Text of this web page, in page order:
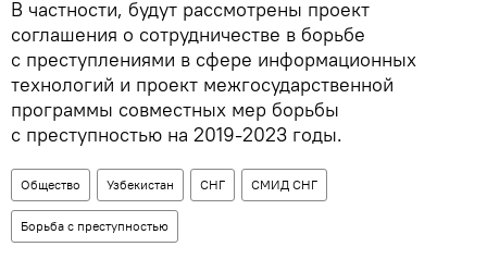
В частности, будут рассмотрены проект
соглашения о сотрудничестве в борьбе
с преступлениями в сфере информационных
технологий и проект межгосударственной
программы совместных мер борьбы
с преступностью на 2019-2023 годы.
Общество Узбекистан СНГ СМИД СНГ
Борьба с преступностью